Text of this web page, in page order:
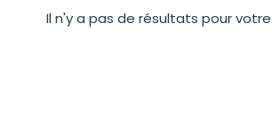
Il n'y a pas de résultats pour